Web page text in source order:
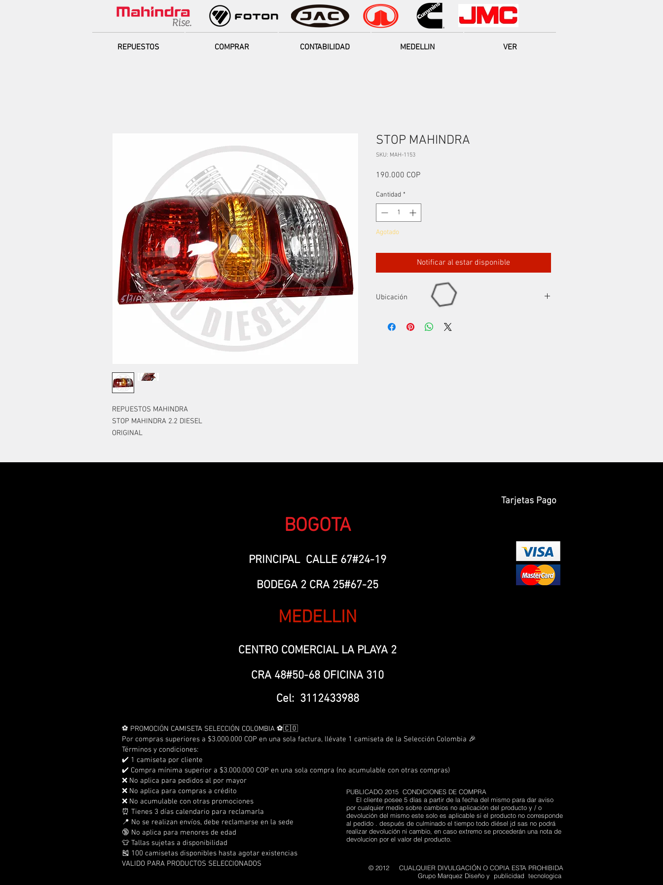
REPUESTOS COMPRAR CONTABILIDAD MEDELLIN VER
REPUESTOS MAHINDRA
STOP MAHINDRA 2.2 DIESEL
ORIGINAL
STOP MAHINDRA
SKU: MAH-1153
190.000 COPPrecio
Cantidad *
Agotado
Notificar al estar disponible
Ubicación
BOGOTA
PRINCIPAL CALLE 67#24-19
BODEGA 2 CRA 25#67-25
MEDELLIN
CENTRO COMERCIAL LA PLAYA 2
CRA 48#50-68 OFICINA 310
Cel: 3112433988
Tarjetas Pago
⚽ PROMOCIÓN CAMISETA SELECCIÓN COLOMBIA ⚽🇨🇴
Por compras superiores a $3.000.000 COP en una sola factura, llévate 1 camiseta de la Selección Colombia 🎉
Términos y condiciones:
✔️ 1 camiseta por cliente
✔️ Compra mínima superior a $3.000.000 COP en una sola compra (no acumulable con otras compras)
❌ No aplica para pedidos al por mayor
❌ No aplica para compras a crédito
❌ No acumulable con otras promociones
⏰ Tienes 3 días calendario para reclamarla
📍 No se realizan envíos, debe reclamarse en la sede
🔞 No aplica para menores de edad
👕 Tallas sujetas a disponibilidad
🎽 100 camisetas disponibles hasta agotar existencias
VALIDO PARA PRODUCTOS SELECCIONADOS
© 2012 CUALQUIER DIVULGACIÓN O COPIA ESTA PROHIBIDA
Grupo Marquez Diseño y publicidad tecnologica
PUBLICADO 2015 CONDICIONES DE COMPRA
El cliente posee 5 días a partir de la fecha del mismo para dar aviso
por cualquier medio sobre cambios no aplicación del producto y / o
devolución del mismo este solo es aplicable si el producto no corresponde
al pedido . después de culminado el tiempo todo diésel jd sas no podrá
realizar devolución ni cambio, en caso extremo se procederán una nota de
devolucion por el valor del producto.